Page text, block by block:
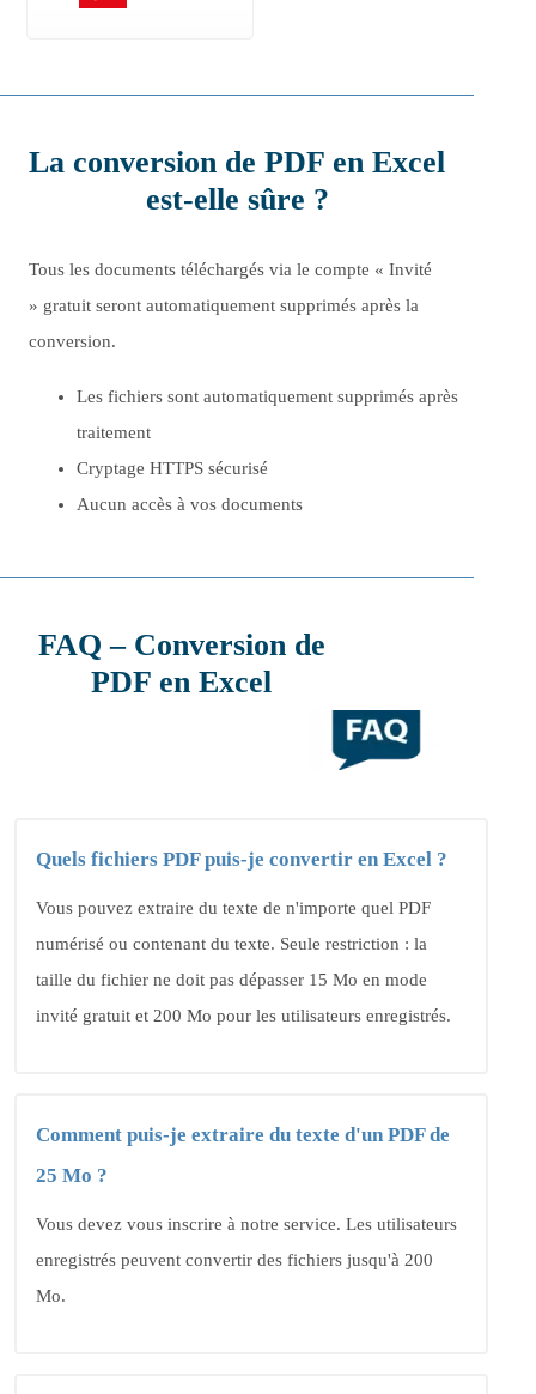
La conversion de PDF en Excel
est-elle sûre ?
Tous les documents téléchargés via le compte « Invité
» gratuit seront automatiquement supprimés après la
conversion.
Les fichiers sont automatiquement supprimés après
traitement
Cryptage HTTPS sécurisé
Aucun accès à vos documents
FAQ – Conversion de
PDF en Excel
Quels fichiers PDF puis-je convertir en Excel ?
Vous pouvez extraire du texte de n'importe quel PDF
numérisé ou contenant du texte. Seule restriction : la
taille du fichier ne doit pas dépasser 15 Mo en mode
invité gratuit et 200 Mo pour les utilisateurs enregistrés.
Comment puis-je extraire du texte d'un PDF de
25 Mo ?
Vous devez vous inscrire à notre service. Les utilisateurs
enregistrés peuvent convertir des fichiers jusqu'à 200
Mo.